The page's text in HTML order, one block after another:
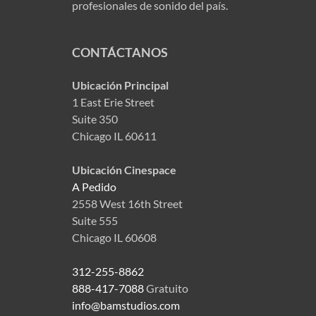
profesionales de sonido del país.
CONTÁCTANOS
Ubicación Principal
1 East Erie Street
Suite 350
Chicago IL 60611
Ubicación Cinespace
A Pedido
2558 West 16th Street
Suite 555
Chicago IL 60608
312-255-8862
888-417-7088Gratuito
info@bamstudios.com